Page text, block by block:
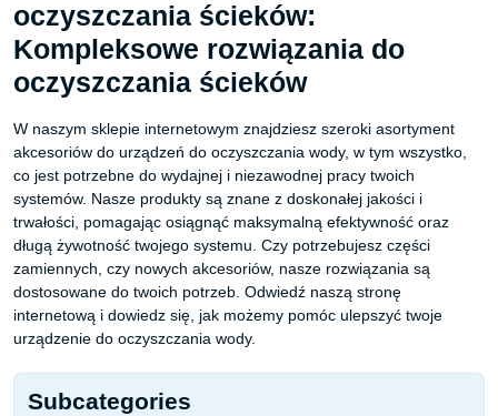
oczyszczania ścieków:
Kompleksowe rozwiązania do
oczyszczania ścieków
W naszym sklepie internetowym znajdziesz szeroki asortyment
akcesoriów do urządzeń do oczyszczania wody, w tym wszystko,
co jest potrzebne do wydajnej i niezawodnej pracy twoich
systemów. Nasze produkty są znane z doskonałej jakości i
trwałości, pomagając osiągnąć maksymalną efektywność oraz
długą żywotność twojego systemu. Czy potrzebujesz części
zamiennych, czy nowych akcesoriów, nasze rozwiązania są
dostosowane do twoich potrzeb. Odwiedź naszą stronę
internetową i dowiedz się, jak możemy pomóc ulepszyć twoje
urządzenie do oczyszczania wody.
Subcategories